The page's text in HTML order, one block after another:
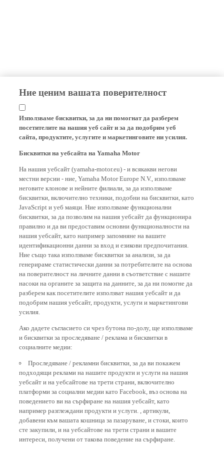
Ние ценим вашата поверителност
Използваме бисквитки, за да ни помогнат да разберем
посетителите на нашия уеб сайт и за да подобрим уеб
сайта, продуктите, услугите и маркетинговите ни усилия.
местни версии - ние, Yamaha Motor Europe N.V., използваме
неговите клонове и нейните филиали, за да използваме
бисквитки, включително техники, подобни на бисквитки, като
JavaScript и уеб маяци. Ние използваме функционални
бисквитки, за да позволим на нашия уебсайт да функционира
правилно и да ви предоставим основни функционалности на
нашия уебсайт, като например запомняне на вашите
идентификационни данни за вход и езикови предпочитания.
Ние също така използваме бисквитки за анализи, за да
генерираме статистически данни за потребителите на основа
на поверителност на личните данни в съответствие с нашите
насоки на органите за защита на данните, за да ни помогне да
разберем как посетителите използват нашия уебсайт и да
подобрим нашия уебсайт, продукти, услуги и маркетингови
усилия.
и бисквитки за проследяване / реклама и бисквитки в
социалните медии:
подходящи реклами на нашите продукти и услуги на нашия
уебсайт и на уебсайтове на трети страни, включително
платформи за социални медии като Facebook, въз основа на
поведението ви на сърфиране на нашия уебсайт, като
например разглеждани продукти и услуги. , артикули,
добавени към вашата кошница за пазаруване, и стоки, които
сте закупили, и на уебсайтове на трети страни и вашите
интереси, получени от такова поведение на сърфиране.